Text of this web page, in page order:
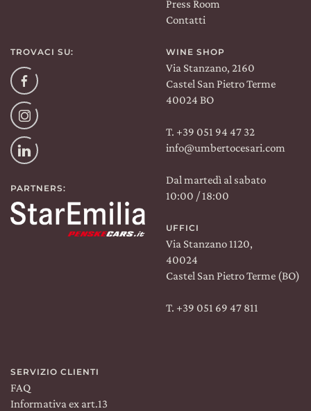
Press Room
Contatti
TROVACI SU:
Facebook
Instagram
Linkedin
PARTNERS:
WINE SHOP
Via Stanzano, 2160
Castel San Pietro Terme
40024 BO
T. +39 051 94 47 32
info@umbertocesari.com
Dal martedì al sabato
10:00 / 18:00
UFFICI
Via Stanzano 1120,
40024
Castel San Pietro Terme (BO)
T. +39 051 69 47 811
SERVIZIO CLIENTI
FAQ
Informativa ex art.13